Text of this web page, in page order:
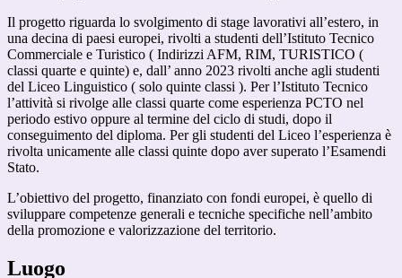
Il progetto riguarda lo svolgimento di stage lavorativi all’estero, in
una decina di paesi europei, rivolti a studenti dell’Istituto Tecnico
Commerciale e Turistico ( Indirizzi AFM, RIM, TURISTICO (
classi quarte e quinte) e, dall’ anno 2023 rivolti anche agli studenti
del Liceo Linguistico ( solo quinte classi ). Per l’Istituto Tecnico
l’attività si rivolge alle classi quarte come esperienza PCTO nel
periodo estivo oppure al termine del ciclo di studi, dopo il
conseguimento del diploma. Per gli studenti del Liceo l’esperienza è
rivolta unicamente alle classi quinte dopo aver superato l’Esamendi
Stato.
L’obiettivo del progetto, finanziato con fondi europei, è quello di
sviluppare competenze generali e tecniche specifiche nell’ambito
della promozione e valorizzazione del territorio.
Luogo